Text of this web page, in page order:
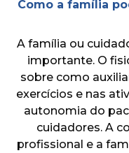
Como a família
A família ou
importante. O
sobre como
exercícios e nas
autonomia do
cuidadores. A
profissional e a